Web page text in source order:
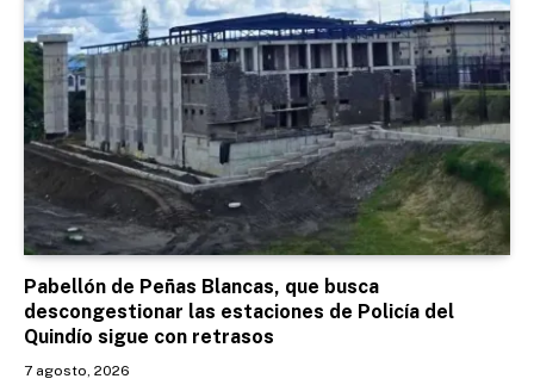
Pabellón de Peñas Blancas, que busca
descongestionar las estaciones de Policía del
Quindío sigue con retrasos
7 agosto, 2026